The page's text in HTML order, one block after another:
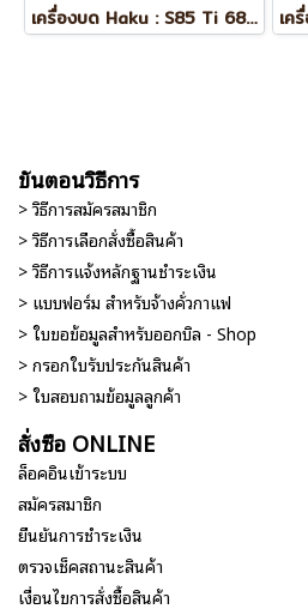
เครื่องบด Haku : S85 Ti 68mm (On Demand)
ขั้นตอนวิธีการ
> วิธีการสมัครสมาชิก
> วิธีการเลือกสั่งซื้อสินค้า
> วิธีการแจ้งหลักฐานชำระเงิน
> แบบฟอร์ม สำหรับจ้างคั่วกาแฟ
> ใบขอข้อมูลสำหรับออกบิล - Shop
> กรอกใบรับประกันสินค้า
> ใบสอบถามข้อมูลลูกค้า
สั่งซื้อ ONLINE
ล็อคอินเข้าระบบ
สมัครสมาชิก
ยืนยันการชำระเงิน
ตรวจเช็คสถานะสินค้า
เงื่อนไขการสั่งซื้อสินค้า